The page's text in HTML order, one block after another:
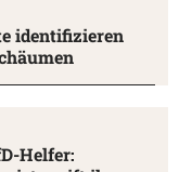
identifizieren
Helfer: